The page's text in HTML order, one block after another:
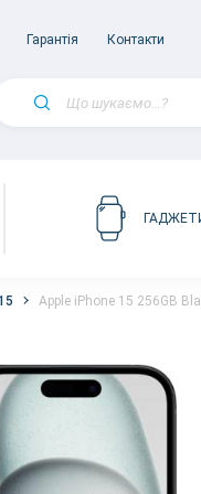
Гарантія Контакти
Apple iPhone 15 256GB